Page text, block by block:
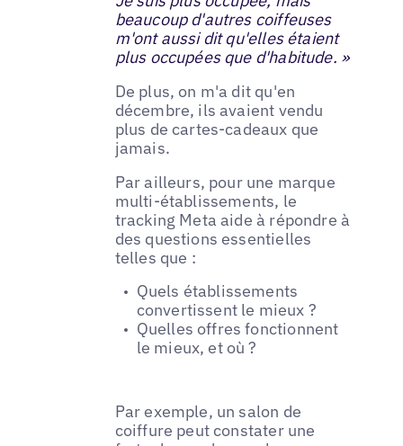
beaucoup d'autres coiffeuses
m'ont aussi dit qu'elles étaient
plus occupées que d'habitude. »
De plus, on m'a dit qu'en
décembre, ils avaient vendu
plus de cartes-cadeaux que
jamais.
Par ailleurs, pour une marque
multi-établissements, le
tracking Meta aide à répondre à
des questions essentielles
telles que :
Quels établissements
convertissent le mieux ?
Quelles offres fonctionnent
le mieux, et où ?
Par exemple, un salon de
coiffure peut constater une